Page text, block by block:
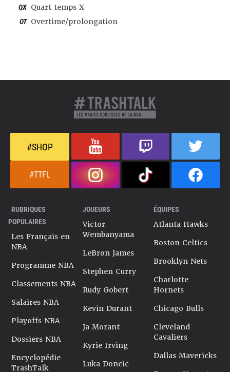
QX Quart temps X
OT Overtime/prolongation
#SHOP
#TTFL
RUBRIQUES
POPULAIRES
Les Français en
NBA
Programme NBA
Classements NBA
Salaires NBA
Playoffs NBA
Dossiers NBA
Encyclopédie
TrashTalk
JOUEURS
Victor
Wembanyama
LeBron James
Stephen Curry
Rudy Gobert
Kevin Durant
Ja Morant
Kyrie Irving
Luka Doncic
ÉQUIPES
Atlanta Hawks
Boston Celtics
Brooklyn Nets
Charlotte
Hornets
Chicago Bulls
Cleveland
Cavaliers
Dallas Mavericks